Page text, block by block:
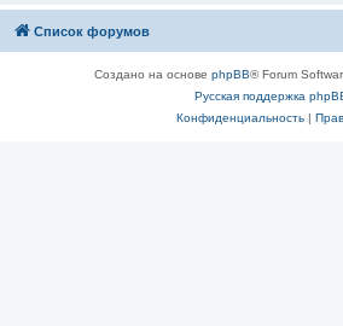
Список форумов
Создано на основе phpBB® Forum
Русская поддержка
Конфиденциальность|